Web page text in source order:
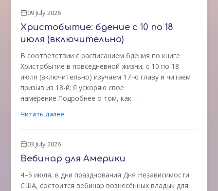
09 July 2026
Христобытие: бдение с 10 по 18
июля (включительно)
В соответствии с расписанием бдения по книге
Христобытие в повседневной жизни, с 10 по 18
июля (включительно) изучаем 17-ю главу и читаем
призыв из 18-й: Я ускоряю свое
намерение.Подробнее о том, как …
Читать далее
03 July 2026
Вебинар для Америки
4–5 июля, в дни празднования Дня Независимости
США, состоится вебинар вознесённых владык для